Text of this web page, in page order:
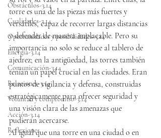
Obstáculos-3.14
Cualidades-3.14
Oportunidades y posibilidades-3.14
Energía-3.14
Comunicación-3.14
Relaciones-3.14
Voluntad y compromiso-3.14
Acción-3.14
Reflexiones
torre es una de las piezas más fuertes y
versátiles, capaz de recorrer largas distancias
y defender de manera implacable. Pero su
importancia no solo se reduce al tablero de
ajedrez; en la antigüedad, las torres también
tenían un papel crucial en las ciudades. Eran
puntos de vigilancia y defensa, construidas
estratégicamente para ofrecer seguridad y
una visión clara de las amenazas que
pudieran acercarse.
Al igual que una torre en una ciudad o en